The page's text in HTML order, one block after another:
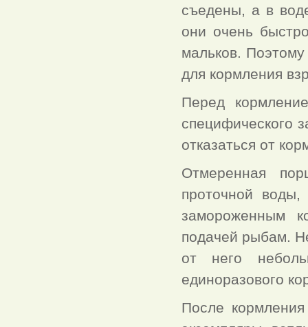
съедены, а в
они очень
мальков.
для кормления
Перед
специфического
отказаться от
Отмеренная
проточной
замороженным
подачей рыбам.
от него
единоразового
После